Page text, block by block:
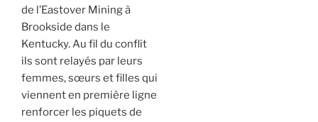
de l’Eastover Mining à
Brookside dans le
Kentucky. Au fil du conflit
ils sont relayés par leurs
femmes, sœurs et filles qui
viennent en première ligne
renforcer les piquets de